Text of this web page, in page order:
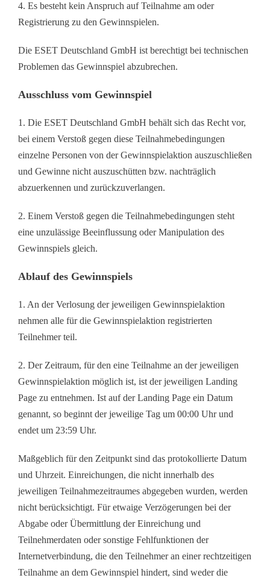
4. Es besteht kein Anspruch auf Teilnahme am oder
Registrierung zu den Gewinnspielen.
Die ESET Deutschland GmbH ist berechtigt bei technischen
Problemen das Gewinnspiel abzubrechen.
Ausschluss vom Gewinnspiel
1. Die ESET Deutschland GmbH behält sich das Recht vor,
bei einem Verstoß gegen diese Teilnahmebedingungen
einzelne Personen von der Gewinnspielaktion auszuschließen
und Gewinne nicht auszuschütten bzw. nachträglich
abzuerkennen und zurückzuverlangen.
2. Einem Verstoß gegen die Teilnahmebedingungen steht
eine unzulässige Beeinflussung oder Manipulation des
Gewinnspiels gleich.
Ablauf des Gewinnspiels
1. An der Verlosung der jeweiligen Gewinnspielaktion
nehmen alle für die Gewinnspielaktion registrierten
Teilnehmer teil.
2. Der Zeitraum, für den eine Teilnahme an der jeweiligen
Gewinnspielaktion möglich ist, ist der jeweiligen Landing
Page zu entnehmen. Ist auf der Landing Page ein Datum
genannt, so beginnt der jeweilige Tag um 00:00 Uhr und
endet um 23:59 Uhr.
Maßgeblich für den Zeitpunkt sind das protokollierte Datum
und Uhrzeit. Einreichungen, die nicht innerhalb des
jeweiligen Teilnahmezeitraumes abgegeben wurden, werden
nicht berücksichtigt. Für etwaige Verzögerungen bei der
Abgabe oder Übermittlung der Einreichung und
Teilnehmerdaten oder sonstige Fehlfunktionen der
Internetverbindung, die den Teilnehmer an einer rechtzeitigen
Teilnahme an dem Gewinnspiel hindert, sind weder die